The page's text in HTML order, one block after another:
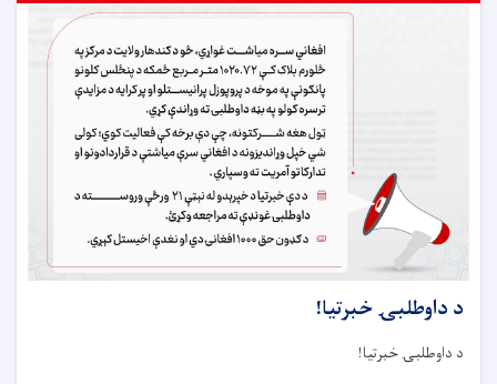
د داوطلبۍ خبرتيا!
د داوطلبۍ خبرتيا!